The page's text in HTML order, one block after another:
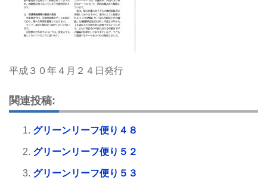
平成３０年４月２４日発行
関連投稿:
グリーンリーフ便り４８
グリーンリーフ便り５２
グリーンリーフ便り５３